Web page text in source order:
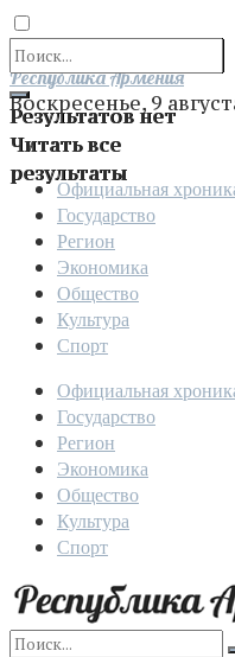
Результатов нет
Читать все
результаты
Отправить
Республика Армения
Воскресенье, 9
Официальная
Государство
Регион
Экономика
Общество
Культура
Спорт
Официальная
Государство
Регион
Экономика
Общество
Культура
Спорт